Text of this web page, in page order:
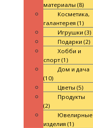
материалы (8)
Косметика,
галантерея (1)
Игрушки (3)
Подарки (2)
Хобби и
спорт (1)
Дом и дача
(10)
Цветы (5)
Продукты
(2)
Ювелирные
изделия (1)